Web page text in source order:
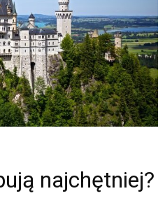
najchętniej?